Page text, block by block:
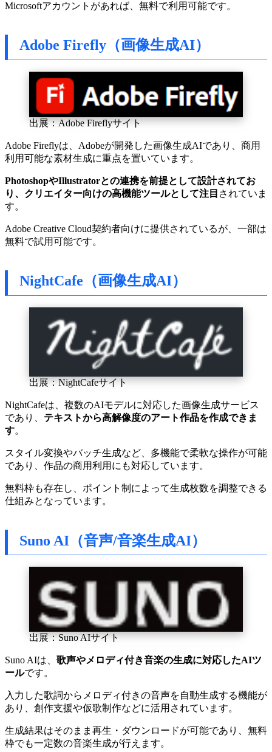
Microsoftアカウントがあれば、無料で利用可能です。
Adobe Firefly（画像生成AI）
出展：Adobe Fireflyサイト
Adobe Fireflyは、Adobeが開発した画像生成AIであり、商用
利用可能な素材生成に重点を置いています。
PhotoshopやIllustratorとの連携を前提として設計されてお
り、クリエイター向けの高機能ツールとして注目 されていま
す。
Adobe Creative Cloud契約者向けに提供されているが、一部は
無料で試用可能です。
NightCafe（画像生成AI）
出展：NightCafeサイト
NightCafeは、複数のAIモデルに対応した画像生成サービス
であり、 テキストから高解像度のアート作品を作成できま
す。
スタイル変換やバッチ生成など、多機能で柔軟な操作が可能
であり、作品の商用利用にも対応しています。
無料枠も存在し、ポイント制によって生成枚数を調整できる
仕組みとなっています。
Suno AI（音声/音楽生成AI）
出展：Suno AIサイト
Suno AIは、 歌声やメロディ付き音楽の生成に対応したAIツ
ールです。
入力した歌詞からメロディ付きの音声を自動生成する機能が
あり、創作支援や仮歌制作などに活用されています。
生成結果はそのまま再生・ダウンロードが可能であり、無料
枠でも一定数の音楽生成が行えます。